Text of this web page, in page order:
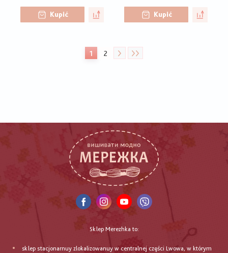
Kupić Kupić
Stronicowanie
Bieżąca
1 Strona
2
Sklep Merezhka to:
sklep stacjonarnuy zlokalizowanuy w centralnej części Lwowa, w którym